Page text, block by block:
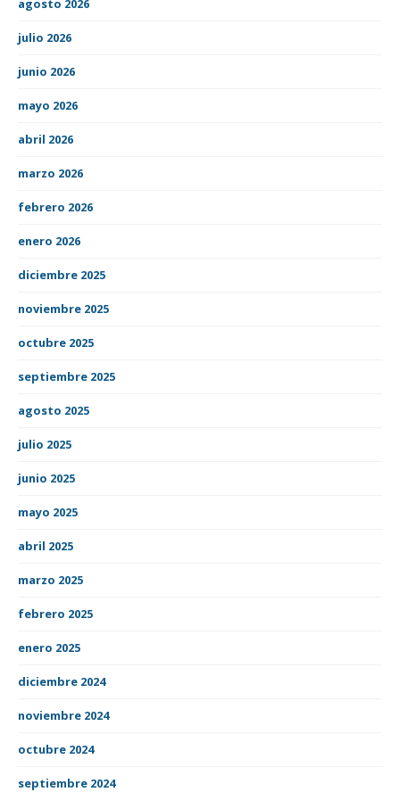
julio 2026
junio 2026
mayo 2026
abril 2026
marzo 2026
febrero 2026
enero 2026
diciembre 2025
noviembre 2025
octubre 2025
septiembre 2025
agosto 2025
julio 2025
junio 2025
mayo 2025
abril 2025
marzo 2025
febrero 2025
enero 2025
diciembre 2024
noviembre 2024
octubre 2024
septiembre 2024